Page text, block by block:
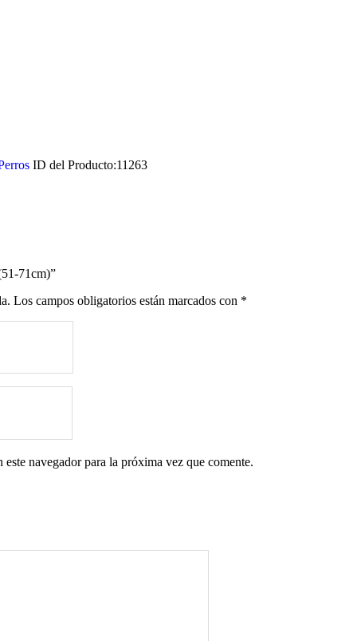
ID del Producto:11263
71cm)”
Los campos obligatorios están marcados con *
navegador para la próxima vez que comente.